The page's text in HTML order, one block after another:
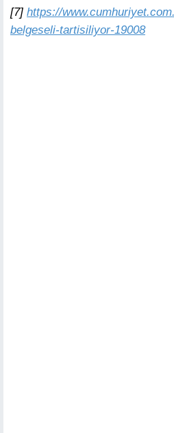
[7] https://
belgeseli-tartisiliyor-19008